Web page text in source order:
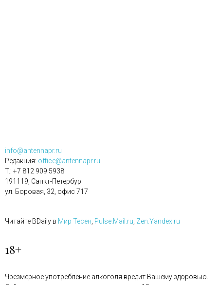
info@antennapr.ru
Редакция: office@antennapr.ru
T.: +7 812 909 5938
191119, Санкт-Петербург
ул. Боровая, 32, офис 717
Читайте BDaily в Мир Тесен Pulse.Mail.ru Zen.Yandex.ru
18+
Чрезмерное употребление алкоголя вредит Вашему здоровью.